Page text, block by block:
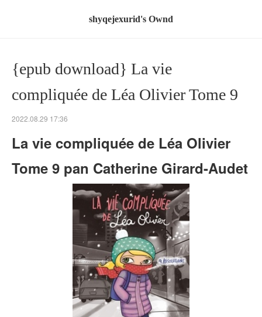
shyqejexurid's Ownd
{epub download} La vie
compliquée de Léa Olivier Tome 9
2022.08.29 17:36
La vie compliquée de Léa Olivier
Tome 9 pan Catherine Girard-Audet